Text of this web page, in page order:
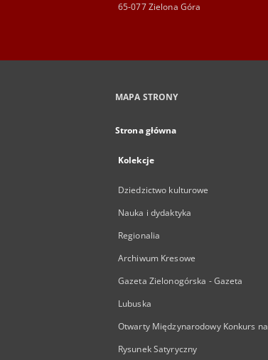
65-077 Zielona Góra
MAPA STRONY
Strona główna
Kolekcje
Dziedzictwo kulturowe
Nauka i dydaktyka
Regionalia
Archiwum Kresowe
Gazeta Zielonogórska - Gazeta
Lubuska
Otwarty Międzynarodowy Konkurs na
Rysunek Satyryczny